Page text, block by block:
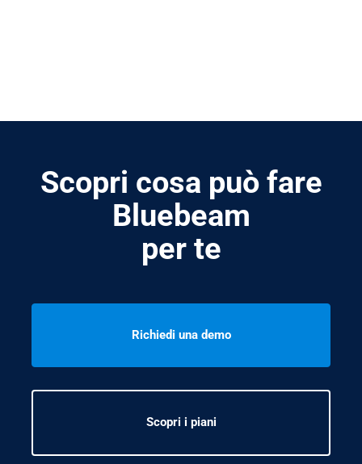
Scopri cosa può fare
Bluebeam
per te
Richiedi una demo
Scopri i piani